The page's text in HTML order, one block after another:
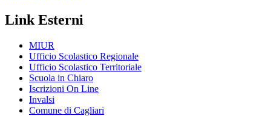
Link Esterni
MIUR
Ufficio Scolastico Regionale
Ufficio Scolastico Territoriale
Scuola in Chiaro
Iscrizioni On Line
Invalsi
Comune di Cagliari